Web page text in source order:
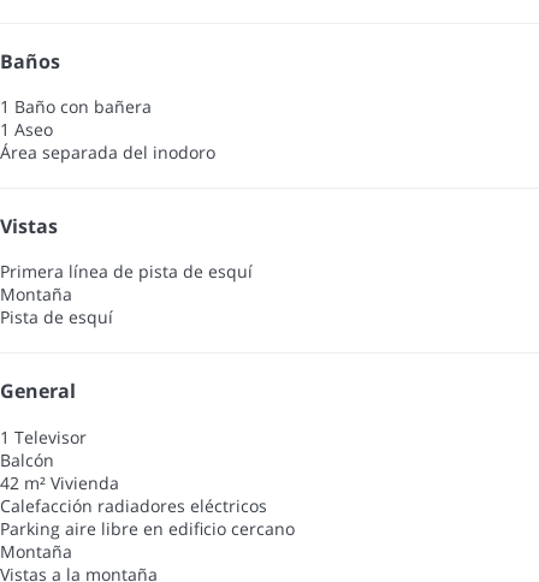
Baños
1 Baño con bañera
1 Aseo
Área separada del inodoro
Vistas
Primera línea de pista de esquí
Montaña
Pista de esquí
General
1 Televisor
Balcón
42 m² Vivienda
Calefacción radiadores eléctricos
Parking aire libre en edificio cercano
Montaña
Vistas a la montaña